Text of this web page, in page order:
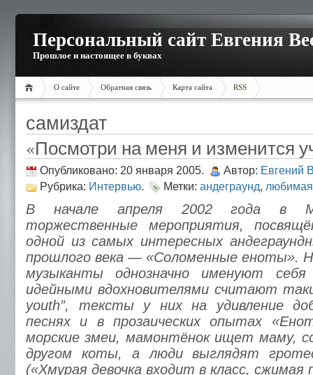
Персональный сайт Евгения
Прошлое и настоящее в буквах
О сайте Обратная связь Карта сайта RSS
самиздат
«Посмотри на меня и изменится
Опубликовано: 20 января 2005. Автор: Евгений
Рубрика: Интервью. Метки: андеграунд,
В начале апреля 2002 года в
торжественные мероприятия,
одной из самых интересных
прошлого века — «Соломенные еноты».
музыканты однозначно именуют
идейными вдохновителями считают
youth”, тексты у них на удивление
песнях и в прозаических опытах
морские змеи, мамонтёнок ищет маму,
другом коты, а люди выглядят
(«Хмурая девочка входит в класс, сжимая